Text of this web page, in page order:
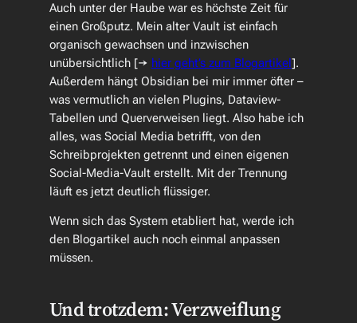
Auch unter der Haube war es höchste Zeit für
einen Großputz. Mein alter Vault ist einfach
organisch gewachsen und inzwischen
unübersichtlich [→ hier geht’s zum Blogartikel ].
Außerdem hängt Obsidian bei mir immer öfter –
was vermutlich an vielen Plugins, Dataview-
Tabellen und Querverweisen liegt. Also habe ich
alles, was Social Media betrifft, von den
Schreibprojekten getrennt und einen eigenen
Social-Media-Vault erstellt. Mit der Trennung
läuft es jetzt deutlich flüssiger.
Wenn sich das System etabliert hat, werde ich
den Blogartikel auch noch einmal anpassen
müssen.
Und trotzdem: Verzweiflung